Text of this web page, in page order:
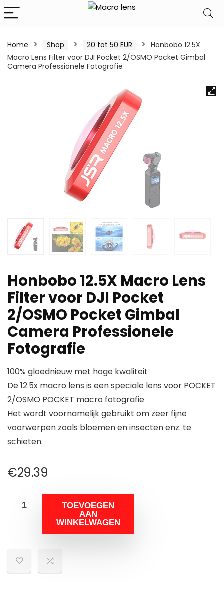
Home Shop 20 tot 50 EUR
Honbobo 12.5X
Macro Lens Filter voor DJI Pocket 2/OSMO Pocket Gimbal
Camera Professionele Fotografie
Honbobo 12.5X Macro Lens
Filter voor DJI Pocket
2/OSMO Pocket Gimbal
Camera Professionele
Fotografie
100% gloednieuw met hoge kwaliteit
De 12.5x macro lens is een speciale lens voor POCKET
2/OSMO POCKET macro fotografie
Het wordt voornamelijk gebruikt om zeer fijne
voorwerpen zoals bloemen en insecten enz. te
schieten.
€29.39
TOEVOEGEN
AAN
WINKELWAGEN